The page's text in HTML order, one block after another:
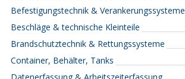
Befestigungstechnik & Verankerungssysteme
Beschläge & technische Kleinteile
Brandschutztechnik & Rettungssysteme
Container, Behälter, Tanks